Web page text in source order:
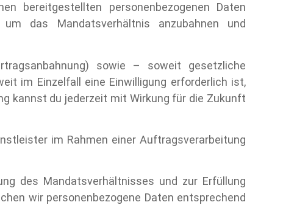
bereitgestellten personenbezogenen Daten
das Mandatsverhältnis anzubahnen und
sowie – soweit gesetzliche
im Einzelfall eine Einwilligung erforderlich ist,
kannst du jederzeit mit Wirkung für die Zukunft
im Rahmen einer Auftragsverarbeitung
des Mandatsverhältnisses und zur Erfüllung
wir personenbezogene Daten entsprechend